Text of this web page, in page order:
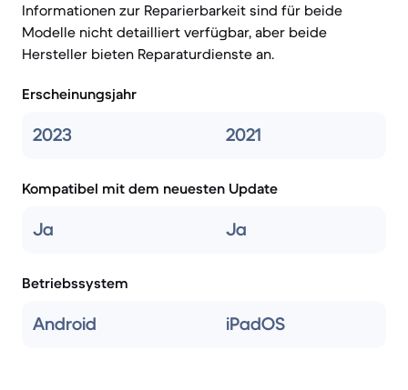
Informationen zur Reparierbarkeit sind für beide
Modelle nicht detailliert verfügbar, aber beide
Hersteller bieten Reparaturdienste an.
Erscheinungsjahr
2023 2021
Kompatibel mit dem neuesten Update
Ja Ja
Betriebssystem
Android iPadOS